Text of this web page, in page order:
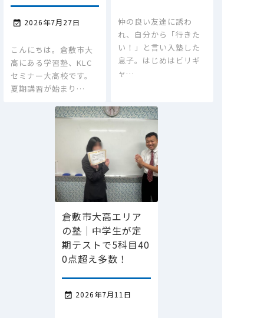
 2026年7月27日
こんにちは。倉敷市大
高にある学習塾、KLC
セミナー大高校です。
夏期講習が始まり…
仲の良い友達に誘わ
れ、自分から「行きた
い！」と言い入塾した
息子。はじめはビリギ
ャ…
倉敷市大高エリア
の塾｜中学生が定
期テストで5科目40
0点超え多数！
 2026年7月11日